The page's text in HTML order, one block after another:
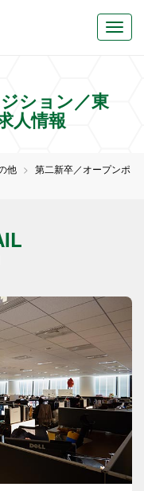
ション／東
人情報
他
第二新卒／オープンポ